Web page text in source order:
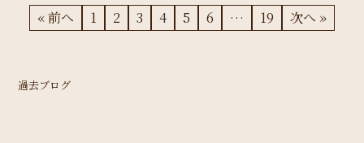
« 前へ 1 2 3 4 5 6 … 19 次へ »
過去ブログ